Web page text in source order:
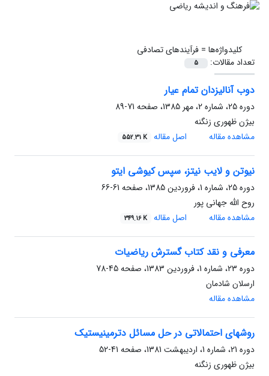
کلیدواژه‌ها =فرآیندهای تصادفی
تعداد مقالات:
5
دوب آنالیزدان تمام عیار
دوره 25، شماره 2، مهر 1385، صفحه
71-89
بیژن ظهوری زنگنه
مشاهده مقاله
اصل مقاله 552.31 K
نیوتن و لایب نیتز، سپس کیوشی ایتو
دوره 25، شماره 1، فروردین 1385، صفحه
61-66
روح الله جهانی پور
مشاهده مقاله
اصل مقاله 349.16 K
معرفی و نقد کتاب گسترش ریاضیات
دوره 23، شماره 1، فروردین 1383، صفحه
45-78
ارسلان شادمان
مشاهده مقاله
روشهای احتمالاتی در حل مسائل دترمینیستیک
دوره 21، شماره 1، اردیبهشت 1381، صفحه
41-52
بیژن ظهوری زنگنه